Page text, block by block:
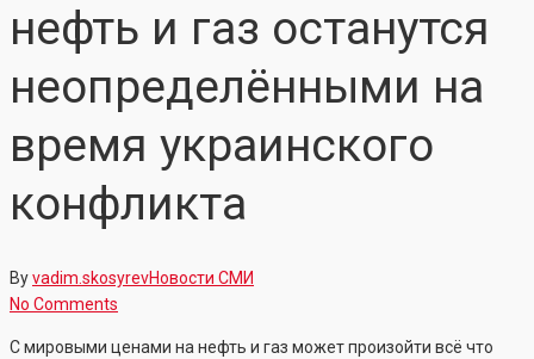
нефть и газ останутся
неопределёнными на
время украинского
конфликта
Byvadim.skosyrevНовости СМИ
No Comments
С мировыми ценами на нефть и газ может произойти всё что